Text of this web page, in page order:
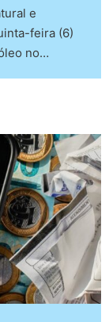
e
feira (6)
no…